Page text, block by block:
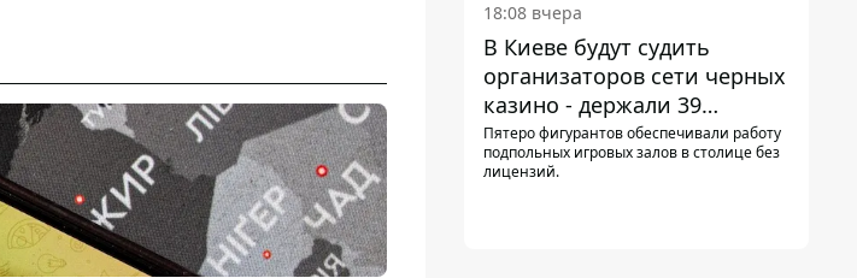
18:08 вчера
В Киеве будут судить
организаторов сети черных
казино - держали 39
заведений
Пятеро фигурантов обеспечивали работу
подпольных игровых залов в столице без
лицензий.